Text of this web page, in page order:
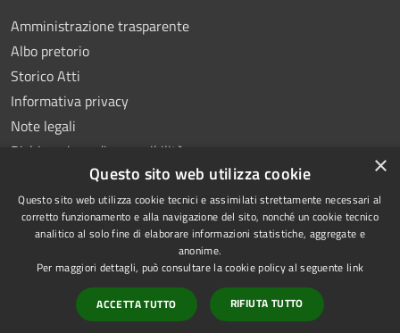
Amministrazione trasparente
Albo pretorio
Storico Atti
Informativa privacy
Note legali
Dichiarazione di accessibilità
RSS
Accessibilità
Copyright © 2026 • Comune di
Montoro • Powered by
Municipium•Accesso
redazione
×
Questo sito web utilizza cookie
Questo sito web utilizza cookie tecnici e assimilati strettamente necessari al
corretto funzionamento e alla navigazione del sito, nonché un cookie tecnico
analitico al solo fine di elaborare informazioni statistiche, aggregate e
anonime.
Per maggiori dettagli, può consultare la cookie policy al seguente link
ACCETTA TUTTO RIFIUTA TUTTO